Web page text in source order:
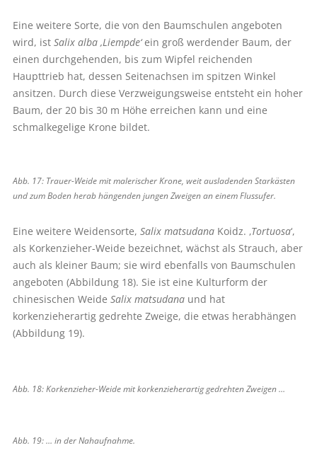
Eine weitere Sorte, die von den Baumschulen angeboten
wird, ist Salix alba ‚Liempde‘ein groß werdender Baum, der
einen durchgehenden, bis zum Wipfel reichenden
Haupttrieb hat, dessen Seitenachsen im spitzen Winkel
ansitzen. Durch diese Verzweigungsweise entsteht ein hoher
Baum, der 20 bis 30 m Höhe erreichen kann und eine
schmalkegelige Krone bildet.
Abb. 17: Trauer-Weide mit malerischer Krone, weit ausladenden Starkästen
und zum Boden herab hängenden jungen Zweigen an einem Flussufer.
Eine weitere Weidensorte, Salix matsudanaKoidz. ‚Tortuosa‘,
als Korkenzieher-Weide bezeichnet, wächst als Strauch, aber
auch als kleiner Baum; sie wird ebenfalls von Baumschulen
angeboten (Abbildung 18). Sie ist eine Kulturform der
chinesischen Weide Salix matsudanaund hat
korkenzieherartig gedrehte Zweige, die etwas herabhängen
(Abbildung 19).
Abb. 18: Korkenzieher-Weide mit korken­zieherartig gedrehten Zweigen …
Abb. 19: … in der Nahaufnahme.